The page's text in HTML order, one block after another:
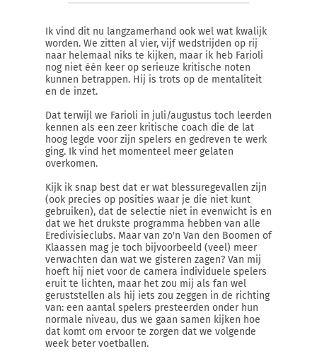
Ik vind dit nu langzamerhand ook wel wat kwalijk
worden. We zitten al vier, vijf wedstrijden op rij
naar helemaal niks te kijken, maar ik heb Farioli
nog niet één keer op serieuze kritische noten
kunnen betrappen. Hij is trots op de mentaliteit
en de inzet.
Dat terwijl we Farioli in juli/augustus toch leerden
kennen als een zeer kritische coach die de lat
hoog legde voor zijn spelers en gedreven te werk
ging. Ik vind het momenteel meer gelaten
overkomen.
Kijk ik snap best dat er wat blessuregevallen zijn
(ook precies op posities waar je die niet kunt
gebruiken), dat de selectie niet in evenwicht is en
dat we het drukste programma hebben van alle
Eredivisieclubs. Maar van zo'n Van den Boomen of
Klaassen mag je toch bijvoorbeeld (veel) meer
verwachten dan wat we gisteren zagen? Van mij
hoeft hij niet voor de camera individuele spelers
eruit te lichten, maar het zou mij als fan wel
geruststellen als hij iets zou zeggen in de richting
van: een aantal spelers presteerden onder hun
normale niveau, dus we gaan samen kijken hoe
dat komt om ervoor te zorgen dat we volgende
week beter voetballen.